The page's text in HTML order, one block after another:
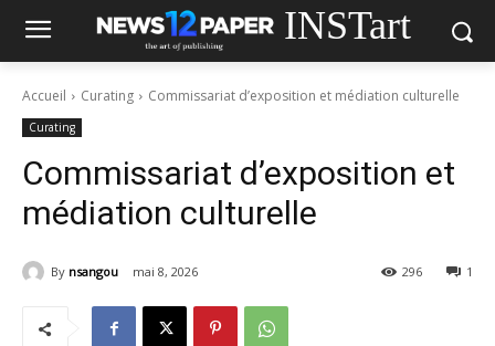
INSTart
Accueil Curating Commissariat d’exposition et médiation culturelle
Curating
Commissariat d’exposition et
médiation culturelle
By nsangou mai 8, 2026 1
296